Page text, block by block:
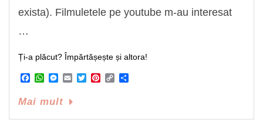
exista). Filmuletele pe youtube m-au interesat
…
Ți-a plăcut? Împărtășește și altora!
Facebook
WhatsApp
Messenger
EmailTwitterPinterest
Copy
Mai mult